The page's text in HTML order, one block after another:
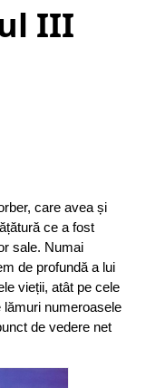
III
care avea și
ce a fost
sale. Numai
de profundă a lui
vieții, atât pe cele
numeroasele
de vedere net